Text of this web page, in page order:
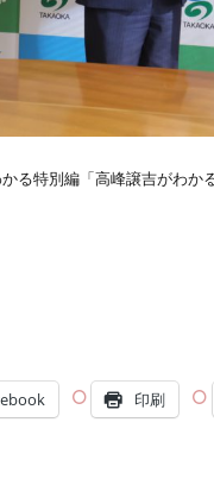
る特別編「高峰譲吉がわ
印刷